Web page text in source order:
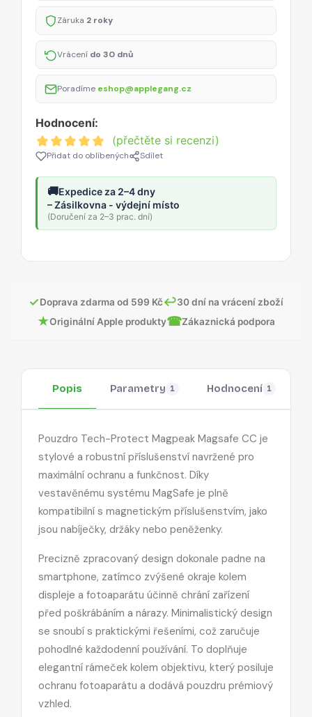
Záruka 2 roky
Vrácení do 30 dnů
Poradíme eshop@applegang.cz
Hodnocení:
(přečtěte si recenzi)
Přidat do oblíbených Sdílet
🚚Expedice za 2–4 dny
– Zásilkovna - výdejní místo
(Doručení za 2–3 prac. dní)
✓Doprava zdarma od 599 Kč↩30 dní na vrácení zboží
★Originální Apple produkty☎Zákaznická podpora
Popis Parametry 1 Hodnocení 1
Pouzdro Tech-Protect Magpeak Magsafe CC je
stylové a robustní příslušenství navržené pro
maximální ochranu a funkčnost. Díky
vestavěnému systému MagSafe je plně
kompatibilní s magnetickým příslušenstvím, jako
jsou nabíječky, držáky nebo peněženky.
Precizně zpracovaný design dokonale padne na
smartphone, zatímco zvýšené okraje kolem
displeje a fotoaparátu účinně chrání zařízení
před poškrábáním a nárazy. Minimalistický design
se snoubí s praktickými řešeními, což zaručuje
pohodlné každodenní používání. To doplňuje
elegantní rámeček kolem objektivu, který posiluje
ochranu fotoaparátu a dodává pouzdru prémiový
vzhled.